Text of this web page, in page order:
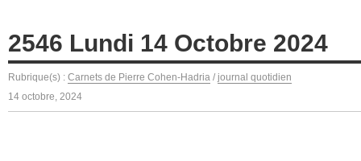
2546 Lundi 14 Octobre 2024
Rubrique(s) : Carnets de Pierre Cohen-Hadria / journal quotidien
14 octobre, 2024